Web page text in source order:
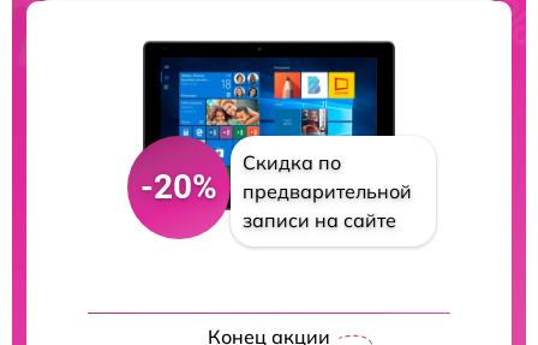
-20%
Скидка по
предварительной
записи на сайте
Конец акции